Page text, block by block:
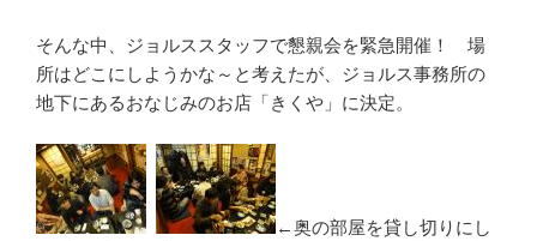
そんな中、ジョルススタッフで懇親会を緊急開催！ 場
所はどこにしようかな～と考えたが、ジョルス事務所の
地下にあるおなじみのお店「きくや」に決定。
←奥の部屋を貸し切りにし